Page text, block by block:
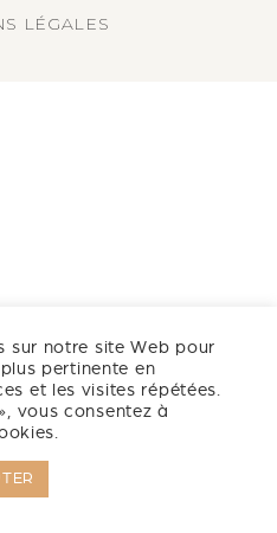
LÉGALES
sur notre site Web pour
pertinente en
et les visites répétées.
vous consentez à